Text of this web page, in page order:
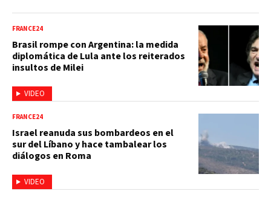
VIDEO
FRANCE24
Brasil rompe con Argentina: la medida
diplomática de Lula ante los reiterados
insultos de Milei
VIDEO
FRANCE24
Israel reanuda sus bombardeos en el
sur del Líbano y hace tambalear los
diálogos en Roma